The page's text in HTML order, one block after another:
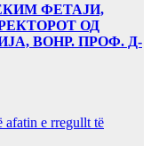
ФЕТАЈИ,
ОД
ВОНР. ПРОФ. Д-
e rregullt të